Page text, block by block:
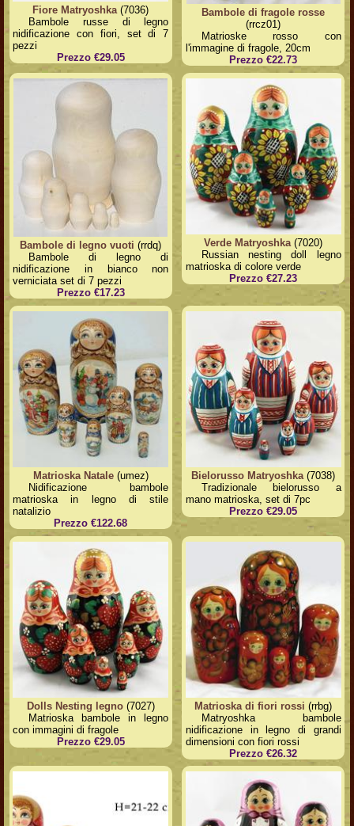
Fiore Matryoshka(7036)
Bambole russe di legno
nidificazione con fiori, set di 7
pezzi
Prezzo €29.05
Bambole di fragole rosse
(rrcz01)
Matrioske rosso con
l'immagine di fragole, 20cm
Prezzo €22.73
Bambole di legno vuoti (rrdq)
Bambole di legno di
nidificazione in bianco non
verniciata set di 7 pezzi
Prezzo €17.23
Verde Matryoshka(7020)
Russian nesting doll legno
matrioska di colore verde
Prezzo €27.23
Matrioska Natale(umez)
Nidificazione bambole
matrioska in legno di stile
natalizio
Prezzo €122.68
Bielorusso Matryoshka (7038)
Tradizionale bielorusso a
mano matrioska, set di 7pc
Prezzo €29.05
Dolls Nesting legno(7027)
Matrioska bambole in legno
con immagini di fragole
Prezzo €29.05
Matrioska di fiori rossi (rrbg)
Matryoshka bambole
nidificazione in legno di grandi
dimensioni con fiori rossi
Prezzo €26.32